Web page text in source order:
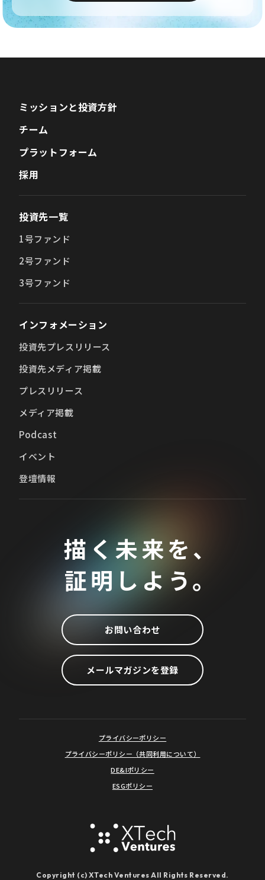
ミッションと投資方針
チーム
プラットフォーム
採用
投資先一覧
1号ファンド
2号ファンド
3号ファンド
インフォメーション
投資先プレスリリース
投資先メディア掲載
プレスリリース
メディア掲載
Podcast
イベント
登壇情報
描く未来を、
証明しよう。
お問い合わせ
メールマガジンを登録
プライバシーポリシー
プライバシーポリシー（共同利用について）
DE&Iポリシー
ESGポリシー
Copyright (c) XTech Ventures All Rights Reserved.